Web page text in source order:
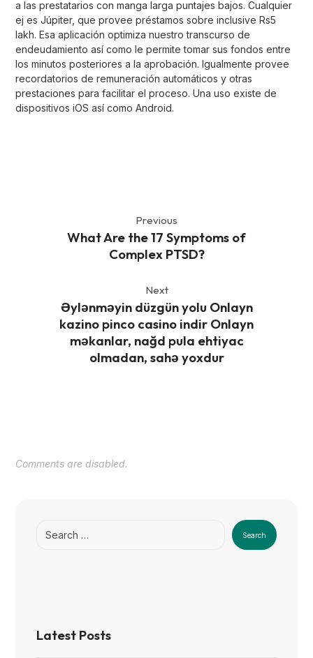
a las prestatarios con manga larga puntajes bajos. Cualquier
ej es Júpiter, que provee préstamos sobre inclusive Rs5
lakh. Esa aplicación optimiza nuestro transcurso de
endeudamiento así­ como le permite tomar sus fondos entre
los minutos posteriores a la aprobación. Igualmente provee
recordatorios de remuneración automáticos y otras
prestaciones para facilitar el proceso. Una uso existe de
dispositivos iOS así­ como Android.
Previous
What Are the 17 Symptoms of
Complex PTSD?
Next
Əylənməyin düzgün yolu Onlayn
kazino pinco casino indir Onlayn
məkanlar, nağd pula ehtiyac
olmadan, sahə yoxdur
Comments are disabled.
Search
Latest Posts